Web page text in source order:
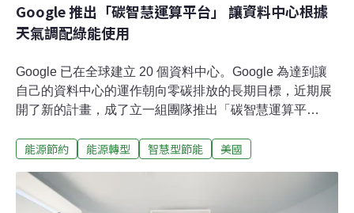
Google 推出「碳智慧運算平台」 讓資料中心根據
天氣調配綠能使用
Google 已在全球建立 20 個資料中心。Google 為達到讓
自己的資料中心的運作朝向零碳排放的長期目標，近期展
開了新的計畫，成了立一組團隊推出「碳智慧運算平
預測即時調配何時適合使用再生能源，讓資料中心能充分
示，這個平台不需要增外的硬體運作，也不會影響 Google
本身既有的服務，會受調整的資料運行工作是如 Google
能源節約 能源轉型 智慧型節能 美國